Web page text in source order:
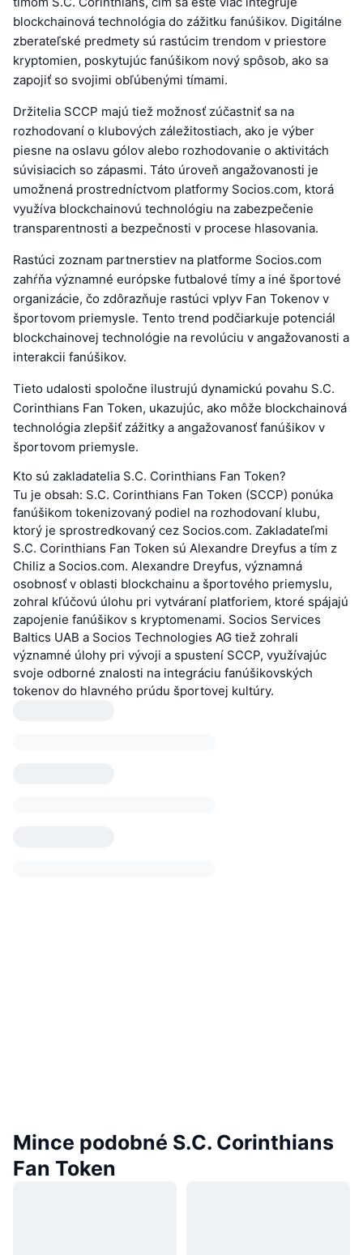
blockchainová technológia do zážitku fanúšikov. Digitálne
zberateľské predmety sú rastúcim trendom v priestore
kryptomien, poskytujúc fanúšikom nový spôsob, ako sa
zapojiť so svojimi obľúbenými tímami.
Držitelia SCCP majú tiež možnosť zúčastniť sa na
rozhodovaní o klubových záležitostiach, ako je výber
piesne na oslavu gólov alebo rozhodovanie o aktivitách
súvisiacich so zápasmi. Táto úroveň angažovanosti je
umožnená prostredníctvom platformy Socios.com, ktorá
využíva blockchainovú technológiu na zabezpečenie
transparentnosti a bezpečnosti v procese hlasovania.
Rastúci zoznam partnerstiev na platforme Socios.com
zahŕňa významné európske futbalové tímy a iné športové
organizácie, čo zdôrazňuje rastúci vplyv Fan Tokenov v
športovom priemysle. Tento trend podčiarkuje potenciál
blockchainovej technológie na revolúciu v angažovanosti a
interakcii fanúšikov.
Tieto udalosti spoločne ilustrujú dynamickú povahu S.C.
Corinthians Fan Token, ukazujúc, ako môže blockchainová
technológia zlepšiť zážitky a angažovanosť fanúšikov v
športovom priemysle.
Kto sú zakladatelia S.C. Corinthians Fan Token?
Tu je obsah: S.C. Corinthians Fan Token (SCCP) ponúka
fanúšikom tokenizovaný podiel na rozhodovaní klubu,
ktorý je sprostredkovaný cez Socios.com. Zakladateľmi
S.C. Corinthians Fan Token sú Alexandre Dreyfus a tím z
Chiliz a Socios.com. Alexandre Dreyfus, významná
osobnosť v oblasti blockchainu a športového priemyslu,
zohral kľúčovú úlohu pri vytváraní platforiem, ktoré spájajú
zapojenie fanúšikov s kryptomenami. Socios Services
Baltics UAB a Socios Technologies AG tiež zohrali
významné úlohy pri vývoji a spustení SCCP, využívajúc
svoje odborné znalosti na integráciu fanúšikovských
tokenov do hlavného prúdu športovej kultúry.
Mince podobné S.C. Corinthians
Fan Token